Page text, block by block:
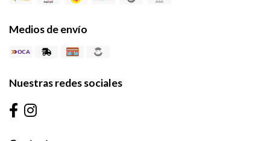
Medios de envío
Nuestras redes sociales